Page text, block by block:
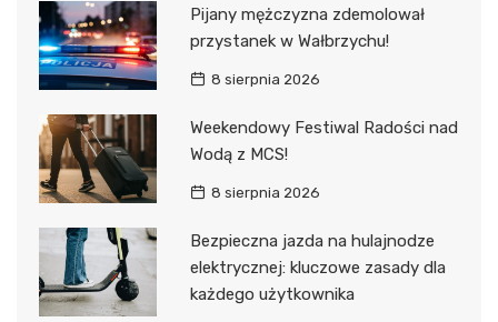
Pijany mężczyzna zdemolował
przystanek w Wałbrzychu!
8 sierpnia 2026
Weekendowy Festiwal Radości nad
Wodą z MCS!
8 sierpnia 2026
Bezpieczna jazda na hulajnodze
elektrycznej: kluczowe zasady dla
każdego użytkownika